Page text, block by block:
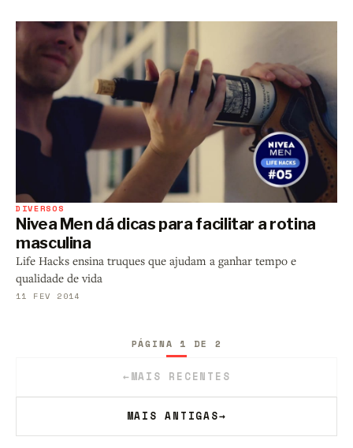
DIVERSOS
Nivea Men dá dicas para facilitar a rotina
masculina
Life Hacks ensina truques que ajudam a ganhar tempo e
qualidade de vida
11 FEV 2014
←MAIS RECENTES
PÁGINA 1 DE 2
MAIS ANTIGAS→